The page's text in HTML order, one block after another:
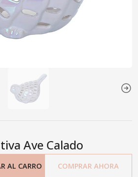
Ave Calado
AL CARRO COMPRAR AHORA